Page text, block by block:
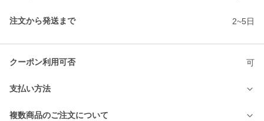
注文から発送まで 2~5日
クーポン利用可否 可
支払い方法
複数商品のご注文について